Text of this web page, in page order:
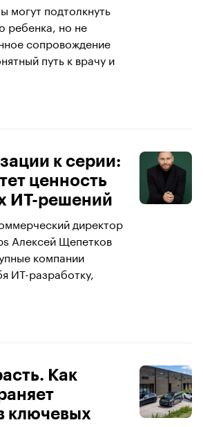
могут подтолкнуть
ребенка, но не
сопровождение
путь к врачу и
к серии:
ценность
ИТ-решений
директор
Алексей Щепетков
компании
ИТ-разработку,
Как
ключевых